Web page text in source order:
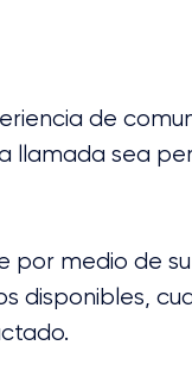
de
llamada sea
por medio de
disponibles,